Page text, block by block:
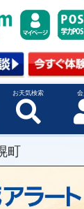
お天気検索
町